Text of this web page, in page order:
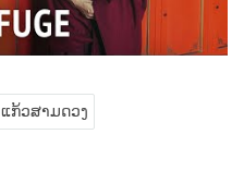
ແກ້ວສາມດວງ